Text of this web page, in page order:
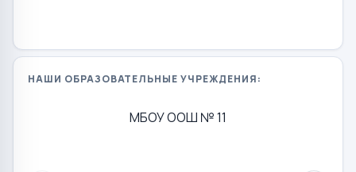
НАШИ ОБРАЗОВАТЕЛЬНЫЕ УЧРЕЖДЕНИЯ:
МБОУ ООШ № 11